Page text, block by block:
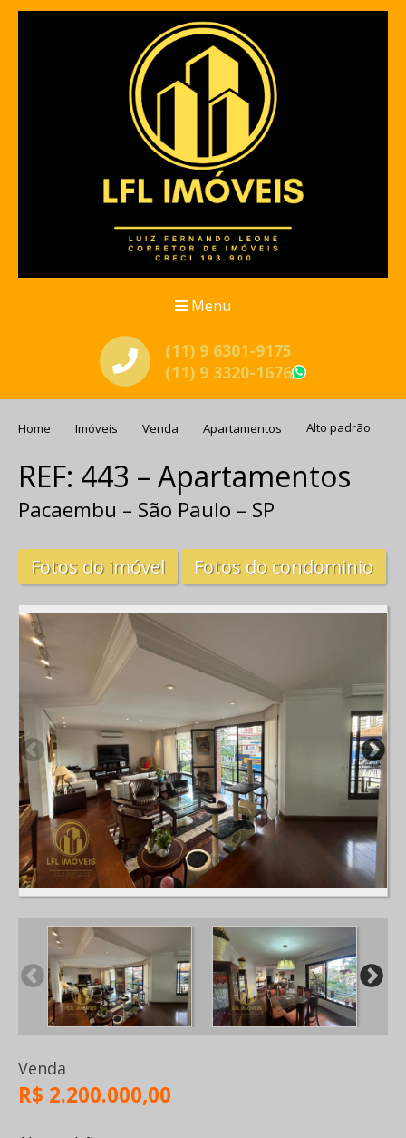
Menu
(11) 9 6301-9175
(11) 9 3320-1676
Home Imóveis Venda Apartamentos Alto padrão
REF: 443 – Apartamentos
Pacaembu – São Paulo – SP
Fotos do imóvel Fotos do condominio
Venda
R$ 2.200.000,00